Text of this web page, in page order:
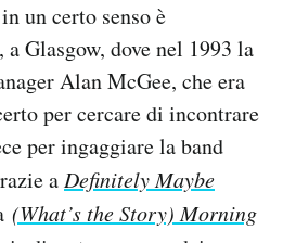
un certo senso è
Glasgow, dove nel 1993 la
Alan McGee, che era
per cercare di incontrare
per ingaggiare la band
a Definitely Maybe
(What’s the Story) Morning